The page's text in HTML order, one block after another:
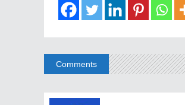
Comments